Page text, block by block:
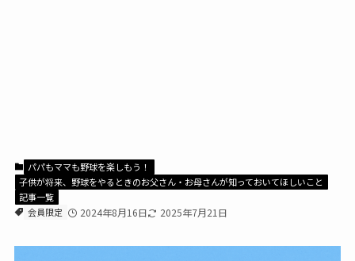
パパもママも野球を楽しもう！
子供が将来、野球をやるときのお父さん・お母さんが知っておいてほしいこと
記事一覧
会員限定
2024年8月16日 2025年7月21日